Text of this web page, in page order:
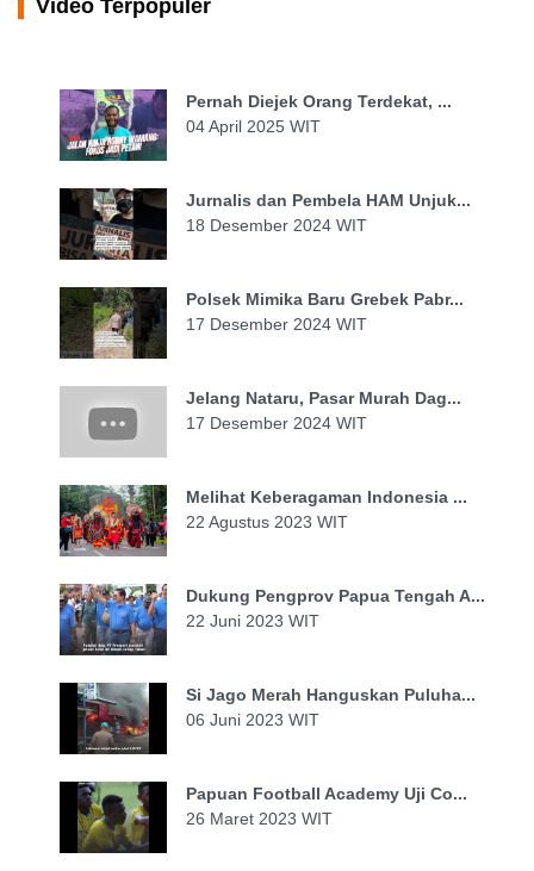
Video Terpopuler
Pernah Diejek Orang Terdekat, ...
04 April 2025 WIT
Jurnalis dan Pembela HAM Unjuk...
18 Desember 2024 WIT
Polsek Mimika Baru Grebek Pabr...
17 Desember 2024 WIT
Jelang Nataru, Pasar Murah Dag...
17 Desember 2024 WIT
Melihat Keberagaman Indonesia ...
22 Agustus 2023 WIT
Dukung Pengprov Papua Tengah A...
22 Juni 2023 WIT
Si Jago Merah Hanguskan Puluha...
06 Juni 2023 WIT
Papuan Football Academy Uji Co...
26 Maret 2023 WIT